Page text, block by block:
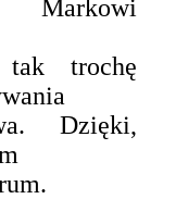
Markowi
tak trochę
Dzięki,